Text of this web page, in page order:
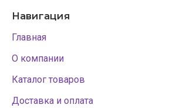
Навигация
Главная
О компании
Каталог товаров
Доставка и оплата